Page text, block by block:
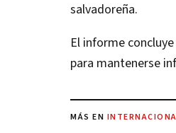
salvadoreña.
El informe
para mantenerse
MÁS EN